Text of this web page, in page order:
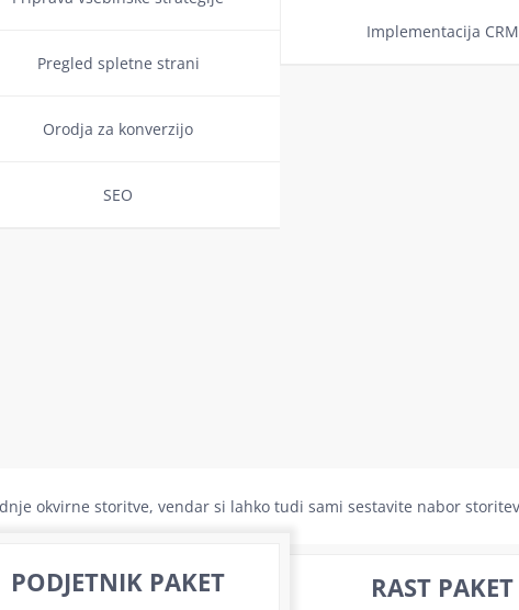
Pregled spletne strani
Orodja za konverzijo
SEO
Implementacija CRM
okvirne storitve, vendar si lahko tudi sami sestavite nabor
PODJETNIK PAKET RAST PAKET